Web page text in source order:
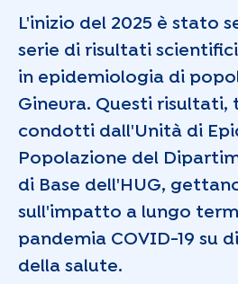
L'inizio del 2025 è stato
serie di risultati
in epidemiologia di
Ginevra. Questi
condotti dall'Unità di
Popolazione del
di Base dell'HUG,
sull'impatto a lungo
pandemia COVID-19 su
della salute.